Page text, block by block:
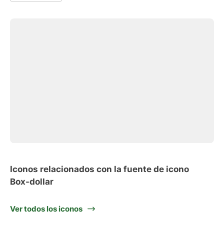
Iconos relacionados con la fuente de icono
Box-dollar
Ver todos los iconos